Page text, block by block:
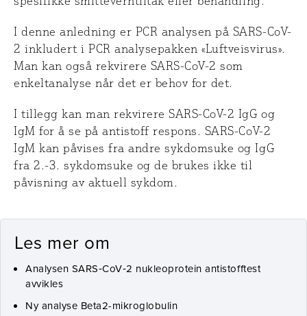
I denne anledning er PCR analysen på SARS-CoV-
2 inkludert i PCR analysepakken «Luftveisvirus».
Man kan også rekvirere SARS-CoV-2 som
enkeltanalyse når det er behov for det.
I tillegg kan man rekvirere SARS-CoV-2 IgG og
IgM for å se på antistoff respons. SARS-CoV-2
IgM kan påvises fra andre sykdomsuke og IgG
fra 2.-3. sykdomsuke og de brukes ikke til
påvisning av aktuell sykdom.
Les mer om
Analysen SARS‑CoV‑2 nukleoprotein antistofftest
avvikles
Ny analyse Beta2-mikroglobulin